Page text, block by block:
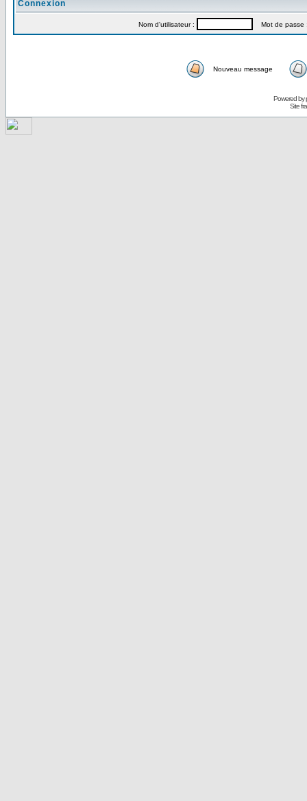
Connexion
Nom d'utilisateur : Mot de passe
Nouveau message
Powered by
Site